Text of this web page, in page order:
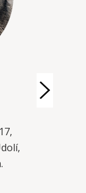
e
26-09-2019,
Yaga,